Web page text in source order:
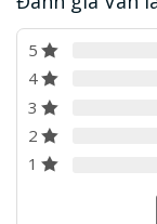
5
4
3
2
1